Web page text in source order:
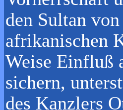
den Sultan
afrikanischen
Weise Einfluß
sichern,
des Kanzlers